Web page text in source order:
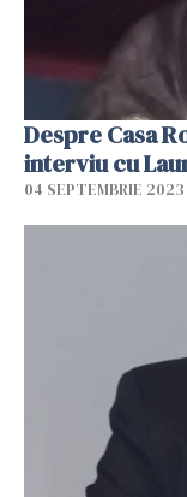
Despre Casa
interviu cu
04 SEPTEMBRIE 2023